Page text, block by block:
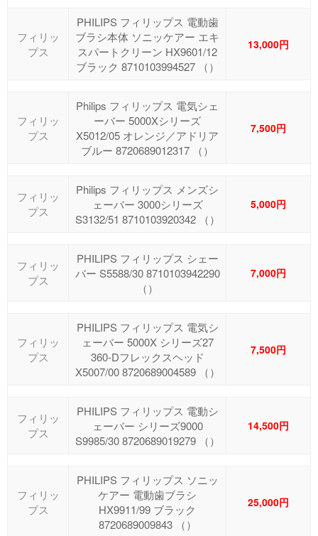
フィリッ
プス
PHILIPS フィリップス 電動歯
ブラシ本体 ソニッケアー エキ
スパートクリーン HX9601/12
ブラック 8710103994527 （）
13,000円
フィリッ
プス
Philips フィリップス 電気シェ
ーバー 5000Xシリーズ
X5012/05 オレンジ／アドリア
ブルー 8720689012317 （）
7,500円
フィリッ
プス
Philips フィリップス メンズシ
ェーバー 3000シリーズ
S3132/51 8710103920342 （）
5,000円
フィリッ
プス
PHILIPS フィリップス シェー
バー S5588/30 8710103942290
（）
7,000円
フィリッ
プス
PHILIPS フィリップス 電気シ
ェーバー 5000X シリーズ27
360-Dフレックスヘッド
X5007/00 8720689004589 （）
7,500円
フィリッ
プス
PHILIPS フィリップス 電動シ
ェーバー シリーズ9000
S9985/30 8720689019279 （）
14,500円
フィリッ
プス
PHILIPS フィリップス ソニッ
ケアー 電動歯ブラシ
HX9911/99 ブラック
8720689009843 （）
25,000円